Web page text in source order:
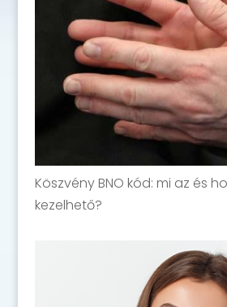
Köszvény BNO kód: mi az és
kezelhető?